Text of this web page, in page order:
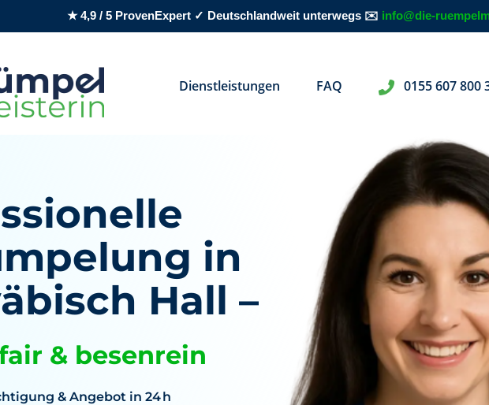
★ 4,9 / 5 ProvenExpert ✓ Deutschlandweit unterwegs ✉️ info@die-
Dienstleistungen FAQ 0155 607 800
in
Hall –
& besenrein
& Angebot in 24 h